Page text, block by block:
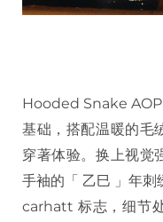
Hooded Snake
基础，搭配温暖的毛
穿著体验。换上视觉
手袖的「 乙巳 」年
carhatt 标志，细节